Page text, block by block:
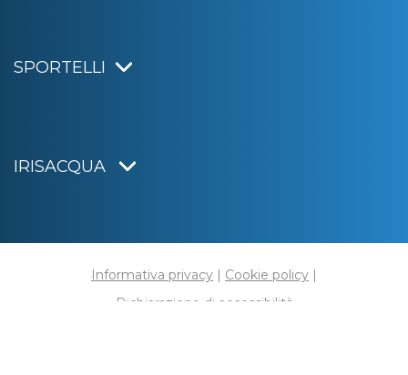
SPORTELLI
IRISACQUA
Informativa privacy | Cookie policy |
Dichiarazione di accessibilità